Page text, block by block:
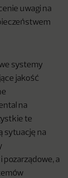
uwagi na
systemy
jakość
na
te
sytuację na
a